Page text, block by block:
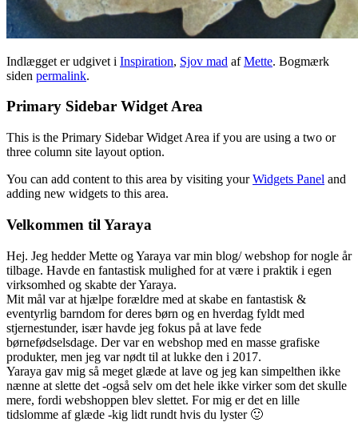
Indlægget er udgivet i Inspiration, Sjov mad afMette. Bogmærk
siden permalink.
Primary Sidebar Widget Area
This is the Primary Sidebar Widget Area if you are using a two or
three column site layout option.
You can add content to this area by visiting yourWidgets Panel and
adding new widgets to this area.
Velkommen til Yaraya
Hej. Jeg hedder Mette og Yaraya var min blog/ webshop for nogle år
tilbage. Havde en fantastisk mulighed for at være i praktik i egen
virksomhed og skabte der Yaraya.
Mit mål var at hjælpe forældre med at skabe en fantastisk &
eventyrlig barndom for deres børn og en hverdag fyldt med
stjernestunder, især havde jeg fokus på at lave fede
børnefødselsdage. Der var en webshop med en masse grafiske
produkter, men jeg var nødt til at lukke den i 2017.
Yaraya gav mig så meget glæde at lave og jeg kan simpelthen ikke
nænne at slette det -også selv om det hele ikke virker som det skulle
mere, fordi webshoppen blev slettet. For mig er det en lille
tidslomme af glæde -kig lidt rundt hvis du lyster 🙂